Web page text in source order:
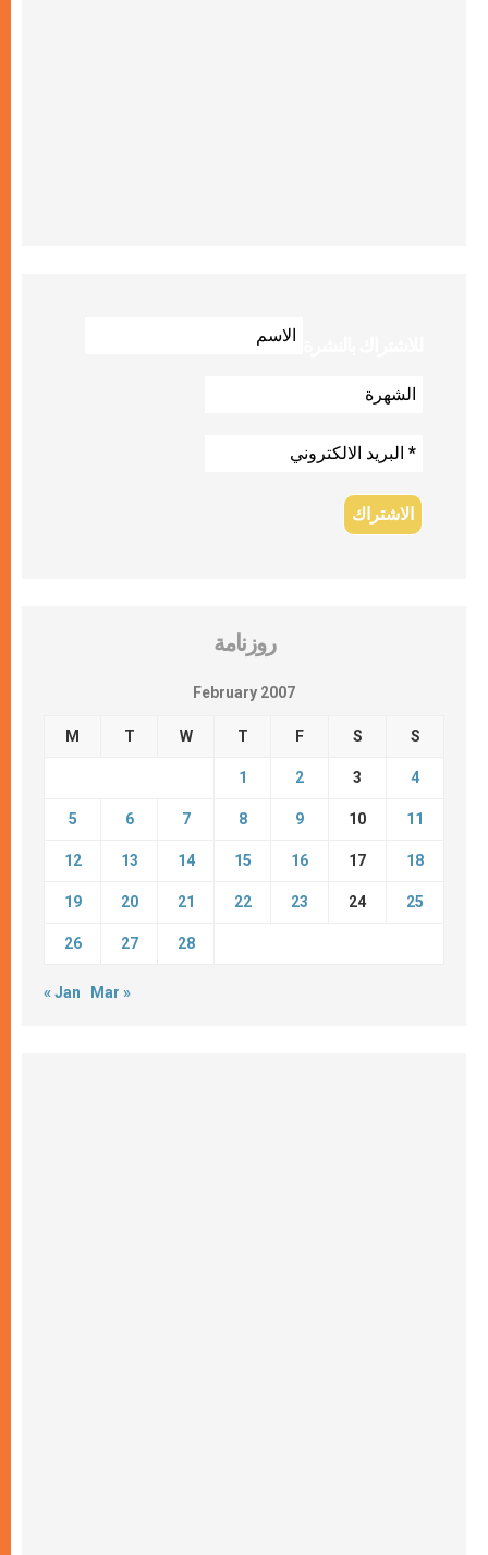
روزنامة
February 2007
M T W T F S S
1 2 3 4
5 6 7 8 9 10 11
12 13 14 15 16 17 18
19 20 21 22 23 24 25
26 27 28
« Jan Mar »